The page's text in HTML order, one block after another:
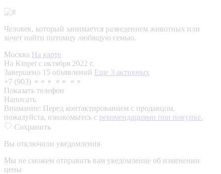
Человек, который занимается разведением животных или
хочет найти питомцу любящую семью.
Москва На карте
На Kinpet c октября 2022 г.
Завершено 15 объявлений Еще 3 активных
+7 (903) ⚬⚬⚬ ⚬⚬ ⚬⚬
Показать телефон
Написать
Внимание: Перед контактированием с продавцом,
пожалуйста, ознакомьтесь с рекомендациями при покупке.
Сохранить
Вы отключили уведомления
Мы не сможем отправить вам уведомление об изменении
цены